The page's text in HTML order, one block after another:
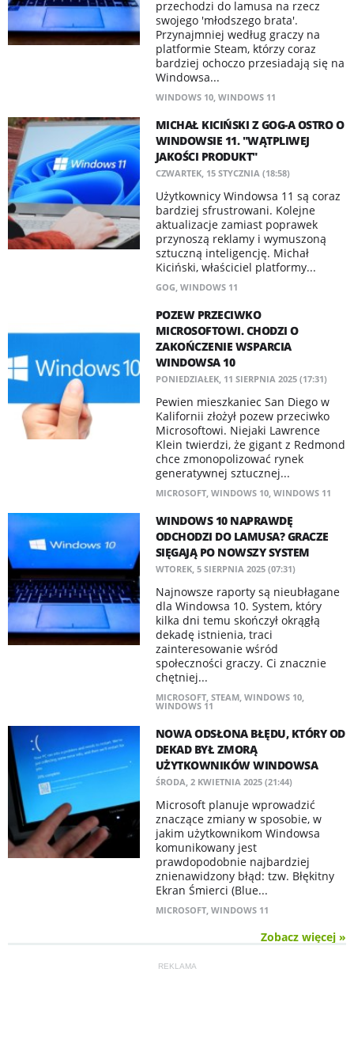
przechodzi do lamusa na rzecz
swojego 'młodszego brata'.
Przynajmniej według graczy na
platformie Steam, którzy coraz
bardziej ochoczo przesiadają się na
Windowsa...
WINDOWS 10, WINDOWS 11
MICHAŁ KICIŃSKI Z GOG-A OSTRO O
WINDOWSIE 11. "WĄTPLIWEJ
JAKOŚCI PRODUKT"
CZWARTEK, 15 STYCZNIA (18:58)
Użytkownicy Windowsa 11 są coraz
bardziej sfrustrowani. Kolejne
aktualizacje zamiast poprawek
przynoszą reklamy i wymuszoną
sztuczną inteligencję. Michał
Kiciński, właściciel platformy...
GOG, WINDOWS 11
POZEW PRZECIWKO
MICROSOFTOWI. CHODZI O
ZAKOŃCZENIE WSPARCIA
WINDOWSA 10
PONIEDZIAŁEK, 11 SIERPNIA 2025 (17:31)
Pewien mieszkaniec San Diego w
Kalifornii złożył pozew przeciwko
Microsoftowi. Niejaki Lawrence
Klein twierdzi, że gigant z Redmond
chce zmonopolizować rynek
generatywnej sztucznej...
MICROSOFT, WINDOWS 10, WINDOWS 11
WINDOWS 10 NAPRAWDĘ
ODCHODZI DO LAMUSA? GRACZE
SIĘGAJĄ PO NOWSZY SYSTEM
WTOREK, 5 SIERPNIA 2025 (07:31)
Najnowsze raporty są nieubłagane
dla Windowsa 10. System, który
kilka dni temu skończył okrągłą
dekadę istnienia, traci
zainteresowanie wśród
społeczności graczy. Ci znacznie
chętniej...
MICROSOFT, STEAM, WINDOWS 10,
WINDOWS 11
NOWA ODSŁONA BŁĘDU, KTÓRY OD
DEKAD BYŁ ZMORĄ
UŻYTKOWNIKÓW WINDOWSA
ŚRODA, 2 KWIETNIA 2025 (21:44)
Microsoft planuje wprowadzić
znaczące zmiany w sposobie, w
jakim użytkownikom Windowsa
komunikowany jest
prawdopodobnie najbardziej
znienawidzony błąd: tzw. Błękitny
Ekran Śmierci (Blue...
MICROSOFT, WINDOWS 11
Zobacz więcej »
REKLAMA